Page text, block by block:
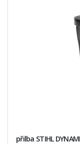
přilba STIHL